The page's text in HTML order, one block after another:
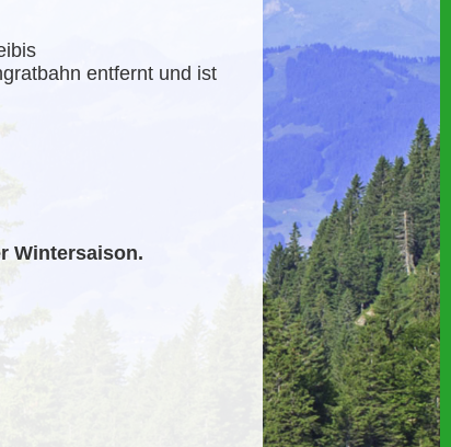
entfernt und ist
Wintersaison.